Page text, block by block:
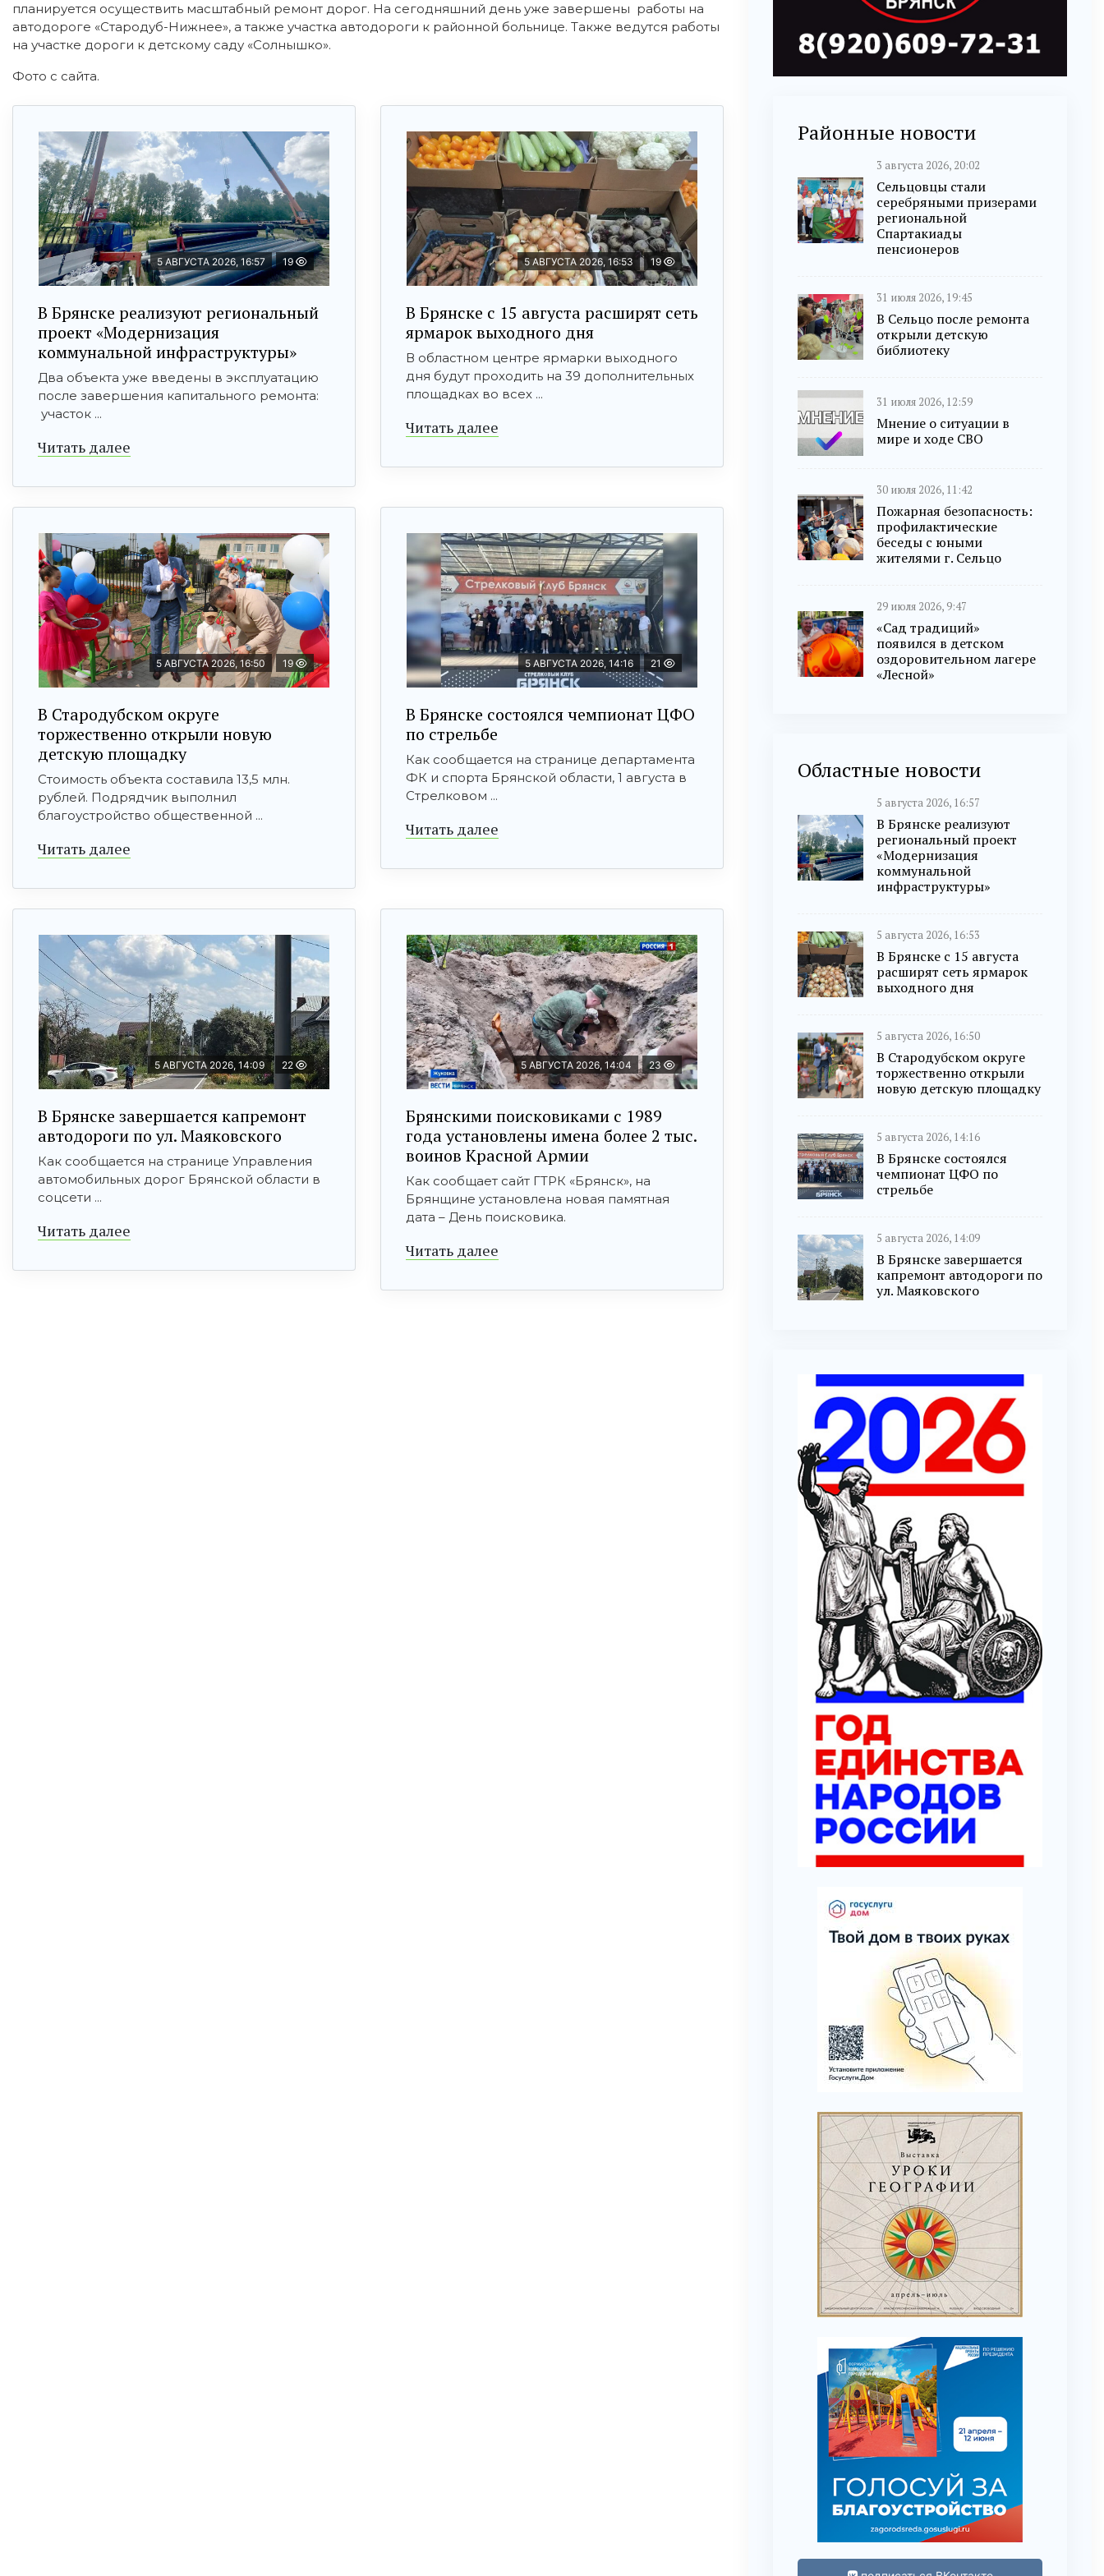
планируется осуществить масштабный ремонт дорог. На сегодняшний день уже завершены работы на
автодороге «Стародуб-Нижнее», а также участка автодороги к районной больнице. Также ведутся работы
на участке дороги к детскому саду «Солнышко».
Фото с сайта.
5 АВГУСТА 2026, 16:57 19
В Брянске реализуют региональный
проект «Модернизация
коммунальной инфраструктуры»
Два объекта уже введены в эксплуатацию
после завершения капитального ремонта:
участок ...
Читать далее
5 АВГУСТА 2026, 16:53 19
В Брянске с 15 августа расширят сеть
ярмарок выходного дня
В областном центре ярмарки выходного
дня будут проходить на 39 дополнительных
площадках во всех ...
Читать далее
5 АВГУСТА 2026, 16:50 19
В Стародубском округе
торжественно открыли новую
детскую площадку
Стоимость объекта составила 13,5 млн.
рублей. Подрядчик выполнил
благоустройство общественной ...
Читать далее
5 АВГУСТА 2026, 14:16 21
В Брянске состоялся чемпионат ЦФО
по стрельбе
Как сообщается на странице департамента
ФК и спорта Брянской области, 1 августа в
Стрелковом ...
Читать далее
5 АВГУСТА 2026, 14:09 22
В Брянске завершается капремонт
автодороги по ул. Маяковского
Как сообщается на странице Управления
автомобильных дорог Брянской области в
соцсети ...
Читать далее
5 АВГУСТА 2026, 14:04 23
Брянскими поисковиками с 1989
года установлены имена более 2 тыс.
воинов Красной Армии
Как сообщает сайт ГТРК «Брянск», на
Брянщине установлена новая памятная
дата – День поисковика.
Читать далее
Районные новости
3 августа 2026, 20:02
Сельцовцы стали
серебряными призерами
региональной
Спартакиады
пенсионеров
31 июля 2026, 19:45
В Сельцо после ремонта
открыли детскую
библиотеку
31 июля 2026, 12:59
Мнение о ситуации в
мире и ходе СВО
30 июля 2026, 11:42
Пожарная безопасность:
профилактические
беседы с юными
жителями г. Сельцо
29 июля 2026, 9:47
«Сад традиций»
появился в детском
оздоровительном лагере
«Лесной»
Областные новости
5 августа 2026, 16:57
В Брянске реализуют
региональный проект
«Модернизация
коммунальной
инфраструктуры»
5 августа 2026, 16:53
В Брянске с 15 августа
расширят сеть ярмарок
выходного дня
5 августа 2026, 16:50
В Стародубском округе
торжественно открыли
новую детскую площадку
5 августа 2026, 14:16
В Брянске состоялся
чемпионат ЦФО по
стрельбе
5 августа 2026, 14:09
В Брянске завершается
капремонт автодороги по
ул. Маяковского